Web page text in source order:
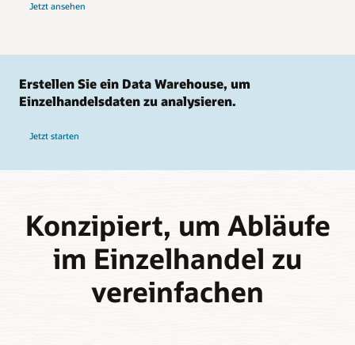
Jetzt ansehen
Erstellen Sie ein Data Warehouse, um
Einzelhandelsdaten zu analysieren.
Jetzt starten
Konzipiert, um Abläufe
im Einzelhandel zu
vereinfachen